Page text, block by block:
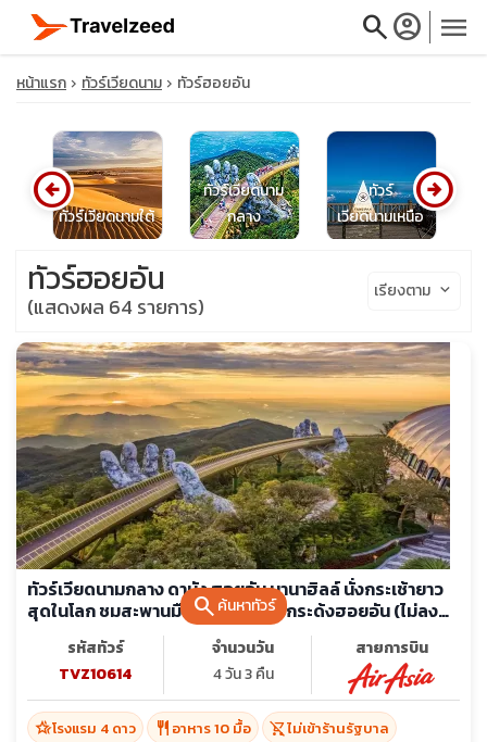
searchaccount_circle menu
close
travel_explore
calendar_month
search
หน้าแรก ทัวร์เวียดนาม ทัวร์ฮอยอัน
ทัวร์เวียดนามใต้
ทัวร์เวียดนาม
กลาง
ทัวร์
เวียดนามเหนือ
arrow_circle_left arrow_circle_right
search ค้นหาทัวร์
ทัวร์ฮอยอัน
(แสดงผล 64 รายการ)
เรียงตาม keyboard_arrow_down
ทัวร์เวียดนามกลาง ดานัง ฮอยอัน บานาฮิลล์ นั่งกระเช้ายาว
สุดในโลก ชมสะพานมือสีทอง นั่งเรือกระด้งฮอยอัน (ไม่ลง
รหัสทัวร์
TVZ10614
จำนวนวัน
4 วัน 3 คืน
สายการบิน
hotel_classโรงแรม 4 ดาว restaurant อาหาร 10 มื้อ shopping_cart_offไม่เข้าร้านรัฐบาล